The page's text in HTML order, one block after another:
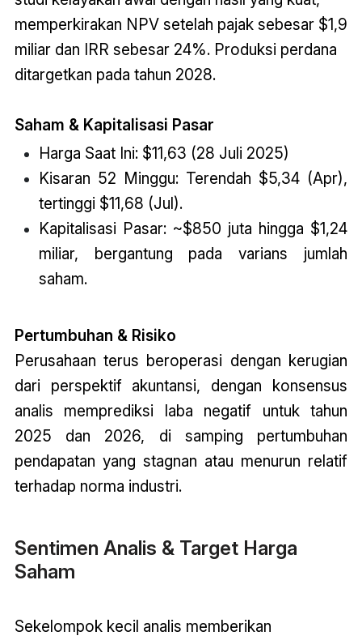
memperkirakan NPV setelah pajak sebesar $1,9
miliar dan IRR sebesar 24%. Produksi perdana
ditargetkan pada tahun 2028.
Saham & Kapitalisasi Pasar
Harga Saat Ini: $11,63 (28 Juli 2025)
Kisaran 52 Minggu: Terendah $5,34 (Apr),
tertinggi $11,68 (Jul).
Kapitalisasi Pasar: ~$850 juta hingga $1,24
miliar, bergantung pada varians jumlah
saham.
Pertumbuhan & Risiko
Perusahaan terus beroperasi dengan kerugian
dari perspektif akuntansi, dengan konsensus
analis memprediksi laba negatif untuk tahun
2025 dan 2026, di samping pertumbuhan
pendapatan yang stagnan atau menurun relatif
terhadap norma industri.
Sentimen Analis & Target Harga
Saham
Sekelompok kecil analis memberikan